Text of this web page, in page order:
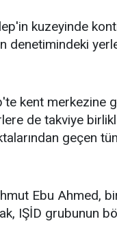
kuzeyinde
denetimindeki
kent merkezine
de takviye
geçen
Ebu Ahmed,
IŞİD grubunun